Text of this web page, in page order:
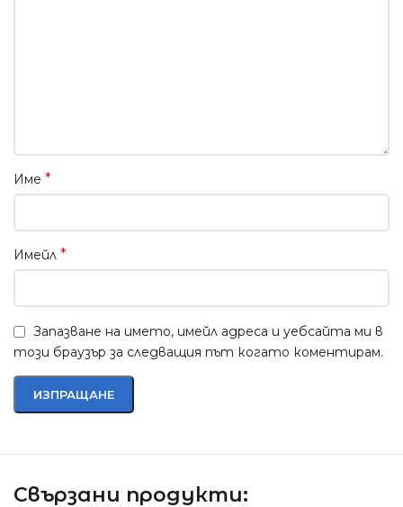
Име *
Имейл *
Запазване на името, имейл адреса и уебсайта ми в
този браузър за следващия път когато коментирам.
Свързани продукти: